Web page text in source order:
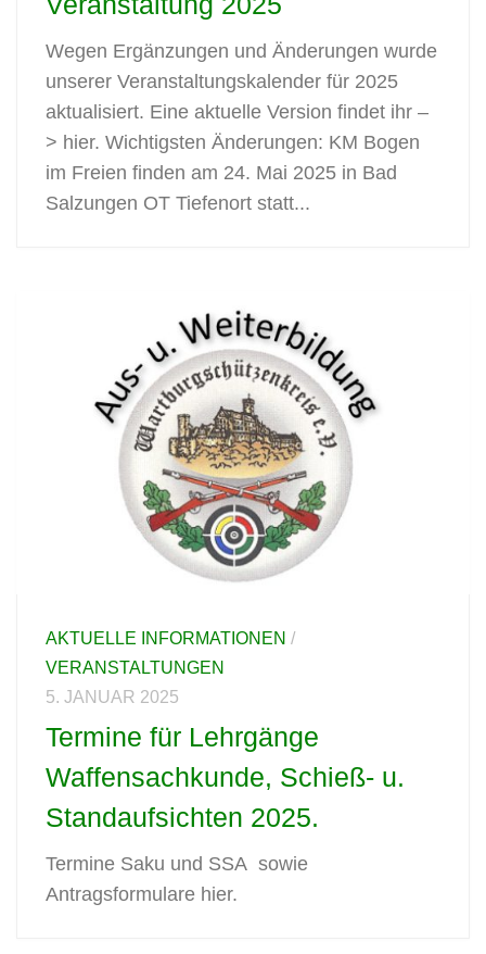
Wegen Ergänzungen und Änderungen wurde
unserer Veranstaltungskalender für 2025
aktualisiert. Eine aktuelle Version findet ihr –
> hier. Wichtigsten Änderungen: KM Bogen
im Freien finden am 24. Mai 2025 in Bad
Salzungen OT Tiefenort statt...
AKTUELLE INFORMATIONEN /
VERANSTALTUNGEN
5. JANUAR 2025
Termine für Lehrgänge
Waffensachkunde, Schieß- u.
Standaufsichten 2025.
Termine Saku und SSA sowie
Antragsformulare hier.